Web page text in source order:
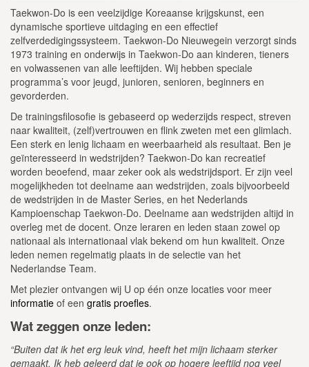
Taekwon-Do is een veelzijdige Koreaanse krijgskunst, een
dynamische sportieve uitdaging en een effectief
zelfverdedigingssysteem. Taekwon-Do Nieuwegein verzorgt sinds
1973 training en onderwijs in Taekwon-Do aan kinderen, tieners
en volwassenen van alle leeftijden. Wij hebben speciale
programma’s voor jeugd, junioren, senioren, beginners en
gevorderden.
De trainingsfilosofie is gebaseerd op wederzijds respect, streven
naar kwaliteit, (zelf)vertrouwen en flink zweten met een glimlach.
Een sterk en lenig lichaam en weerbaarheid als resultaat. Ben je
geïnteresseerd in wedstrijden? Taekwon-Do kan recreatief
worden beoefend, maar zeker ook als wedstrijdsport. Er zijn veel
mogelijkheden tot deelname aan wedstrijden, zoals bijvoorbeeld
de wedstrijden in de Master Series, en het Nederlands
Kampioenschap Taekwon-Do. Deelname aan wedstrijden altijd in
overleg met de docent. Onze leraren en leden staan zowel op
nationaal als internationaal vlak bekend om hun kwaliteit. Onze
leden nemen regelmatig plaats in de selectie van het
Nederlandse Team.
Met plezier ontvangen wij U op één onze locaties voor meer
informatie of een gratis proefles.
Wat zeggen onze leden:
“Buiten dat ik het erg leuk vind, heeft het mijn lichaam sterker
gemaakt. Ik heb geleerd dat je ook op hogere leeftijd nog veel